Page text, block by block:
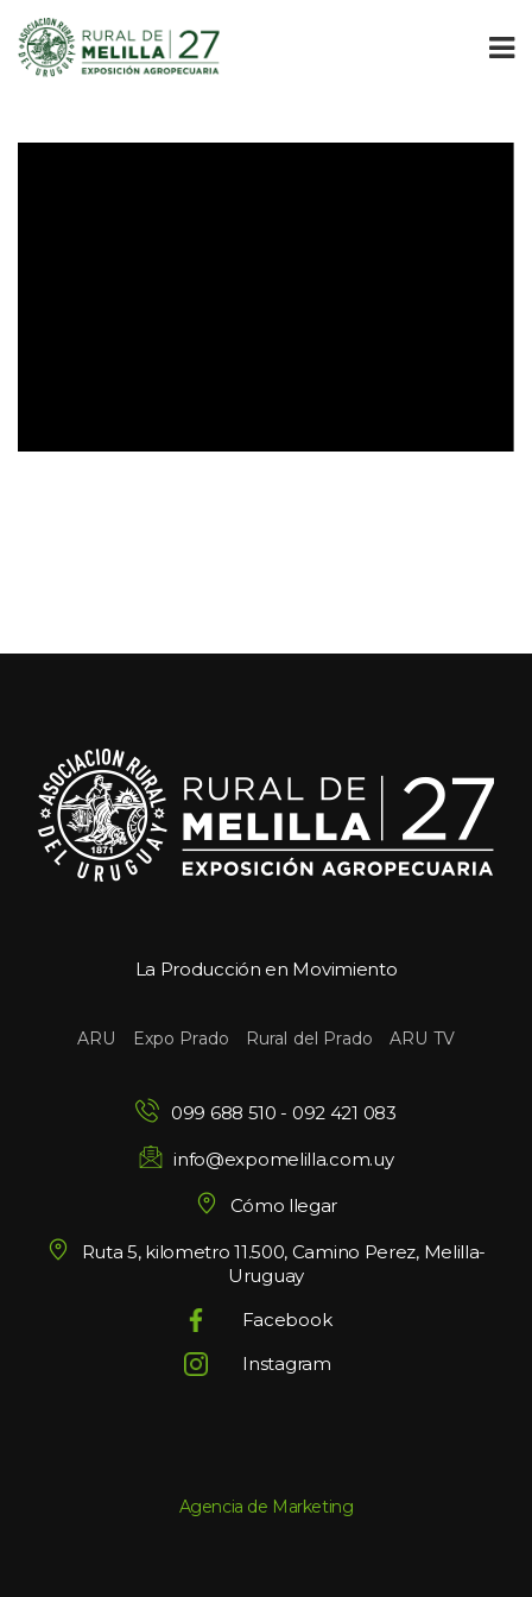
La Producción en Movimiento
ARU Expo Prado Rural del Prado ARU TV
099 688 510 - 092 421 083
info@expomelilla.com.uy
Cómo llegar
Ruta 5, kilometro 11.500, Camino Perez, Melilla-
Uruguay
Facebook
Instagram
Agencia de Marketing